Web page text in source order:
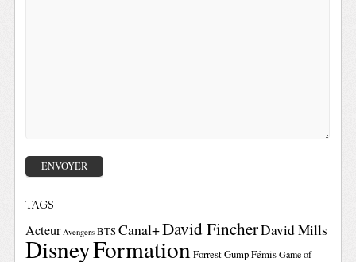
TAGS
Acteur Avengers BTSCanal+David FincherDavid Mills
DisneyFormationForrest GumpFémis Game of